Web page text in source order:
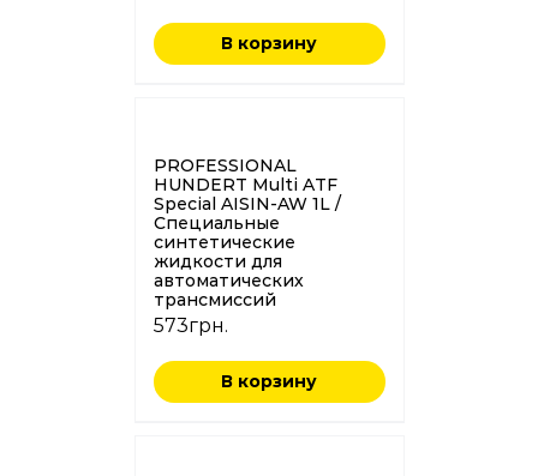
В корзину
PROFESSIONAL
HUNDERT Multi ATF
Special AISIN-AW 1L /
Специальные
синтетические
жидкости для
автоматических
трансмиссий
573грн.
В корзину